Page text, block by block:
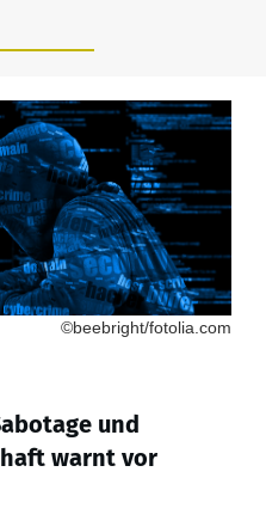
©beebright/fotolia.com
und
warnt vor